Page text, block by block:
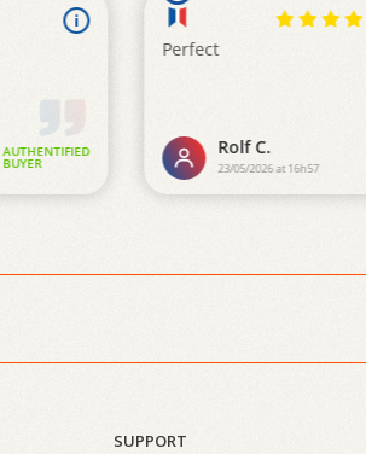
SUPPORT